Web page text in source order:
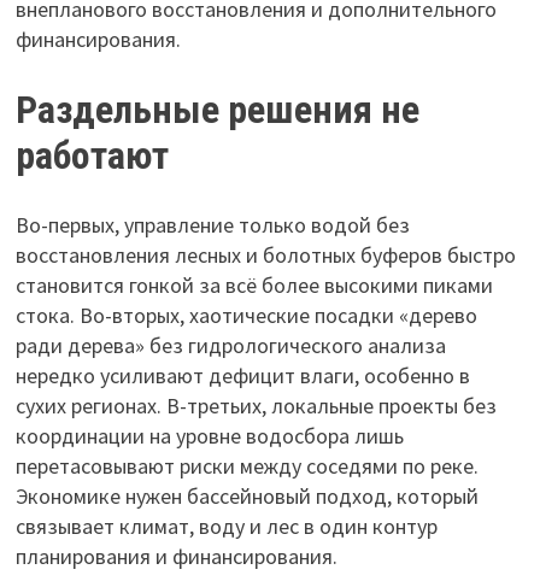
внепланового восстановления и дополнительного
финансирования.
Раздельные решения не
работают
Во-первых, управление только водой без
восстановления лесных и болотных буферов быстро
становится гонкой за всё более высокими пиками
стока. Во-вторых, хаотические посадки «дерево
ради дерева» без гидрологического анализа
нередко усиливают дефицит влаги, особенно в
сухих регионах. В-третьих, локальные проекты без
координации на уровне водосбора лишь
перетасовывают риски между соседями по реке.
Экономике нужен бассейновый подход, который
связывает климат, воду и лес в один контур
планирования и финансирования.